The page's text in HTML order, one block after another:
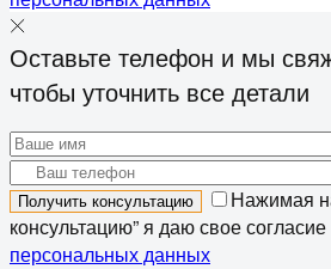
Оставьте телефон и мы
чтобы уточнить все детали
Нажимая
консультацию” я даю свое
персональных данных